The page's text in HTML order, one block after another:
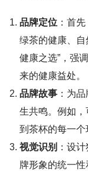
品牌定位 ：首
绿茶的健康、自
健康之选”，强
来的健康益处。
品牌故事 ：为
生共鸣。例如
到茶杯的每一个
视觉识别 ：设
牌形象的统一